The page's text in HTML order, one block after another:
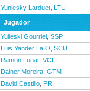
Yuniesky Larduet LTU
Jugador
Yulieski Gourriel SSP
Luis Yander La O SCU
Ramon Lunar, VCL
Dainer Moreira GTM
David Castillo PRI